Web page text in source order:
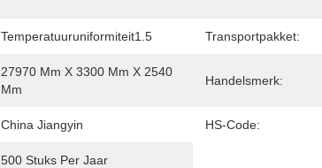
Temperatuuruniformiteit1.5 Transportpakket:
27970 Mm X 3300 Mm X 2540
Mm
Handelsmerk:
China Jiangyin HS-Code:
500 Stuks Per Jaar